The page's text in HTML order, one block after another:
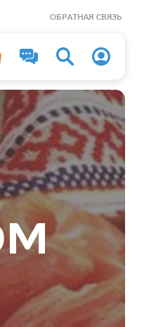
ОБРАТНАЯ СВЯЗЬ